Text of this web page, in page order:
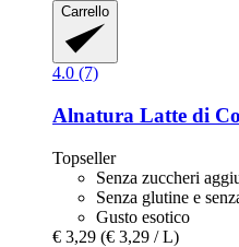
Carrello
4.0 (7)
Alnatura Latte di
Topseller
Senza zuccheri
Senza glutine e
Gusto esotico
€ 3,29 (€ 3,29 / L)